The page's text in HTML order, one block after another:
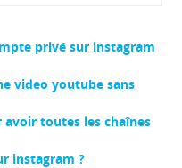
privé sur instagram
video youtube sans
toutes les chaînes
instagram ?